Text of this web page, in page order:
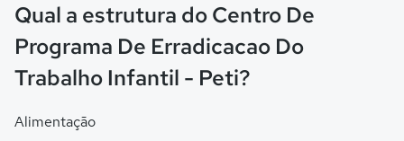
Qual a estrutura do Centro De
Programa De Erradicacao Do
Trabalho Infantil - Peti?
Alimentação